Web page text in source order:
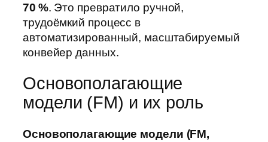
70 %. Это превратило ручной,
трудоёмкий процесс в
автоматизированный, масштабируемый
конвейер данных.
Основополагающие
модели (FM) и их роль
Основополагающие модели (FM,